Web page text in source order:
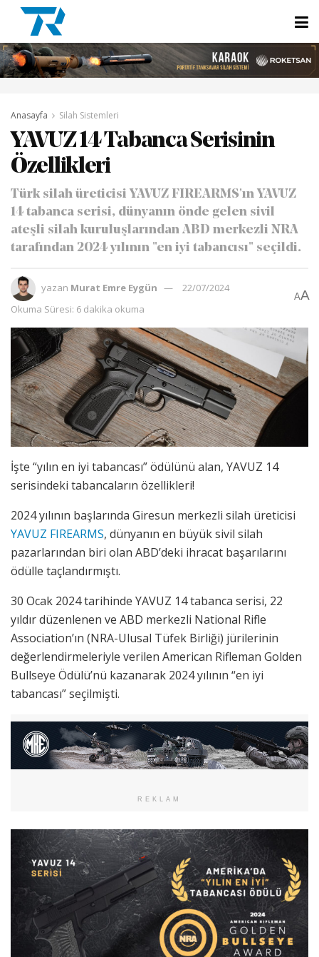
Anasayfa Silah Sistemleri
YAVUZ 14 Tabanca Serisinin
Özellikleri
Türk silah üreticisi YAVUZ FIREARMS'ın YAVUZ
14 tabanca serisi, dünyanın önde gelen sivil
ateşli silah kuruluşlarından ABD merkezli NRA
tarafından 2024 yılının "en iyi tabancısı" seçildi.
yazan Murat Emre Eygün
22/07/2024
Okuma Süresi: 6 dakika okuma
AA
İşte “yılın en iyi tabancası” ödülünü alan, YAVUZ 14
serisindeki tabancaların özellikleri!
2024 yılının başlarında Giresun merkezli silah üreticisi
YAVUZ FIREARMS, dünyanın en büyük sivil silah
pazarlarından biri olan ABD’deki ihracat başarılarını
ödülle taçlandırmıştı.
30 Ocak 2024 tarihinde YAVUZ 14 tabanca serisi, 22
yıldır düzenlenen ve ABD merkezli National Rifle
Association’ın (NRA-Ulusal Tüfek Birliği) jürilerinin
değerlendirmeleriyle verilen American Rifleman Golden
Bullseye Ödülü’nü kazanarak 2024 yılının “en iyi
tabancası” seçilmişti.
REKLAM